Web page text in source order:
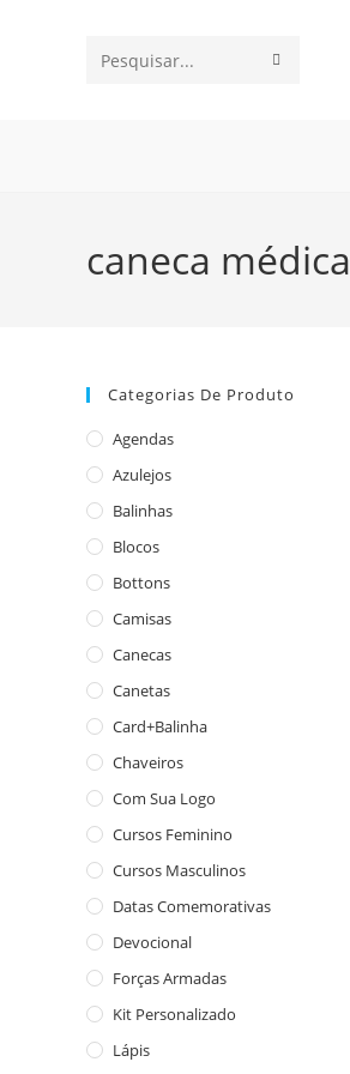
Pesquisar
caneca médica
Categorias De Produto
Agendas
Azulejos
Balinhas
Blocos
Bottons
Camisas
Canecas
Canetas
Card+Balinha
Chaveiros
Com Sua Logo
Cursos Feminino
Cursos Masculinos
Datas Comemorativas
Devocional
Forças Armadas
Kit Personalizado
Lápis